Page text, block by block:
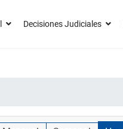
Decisiones Judiciales